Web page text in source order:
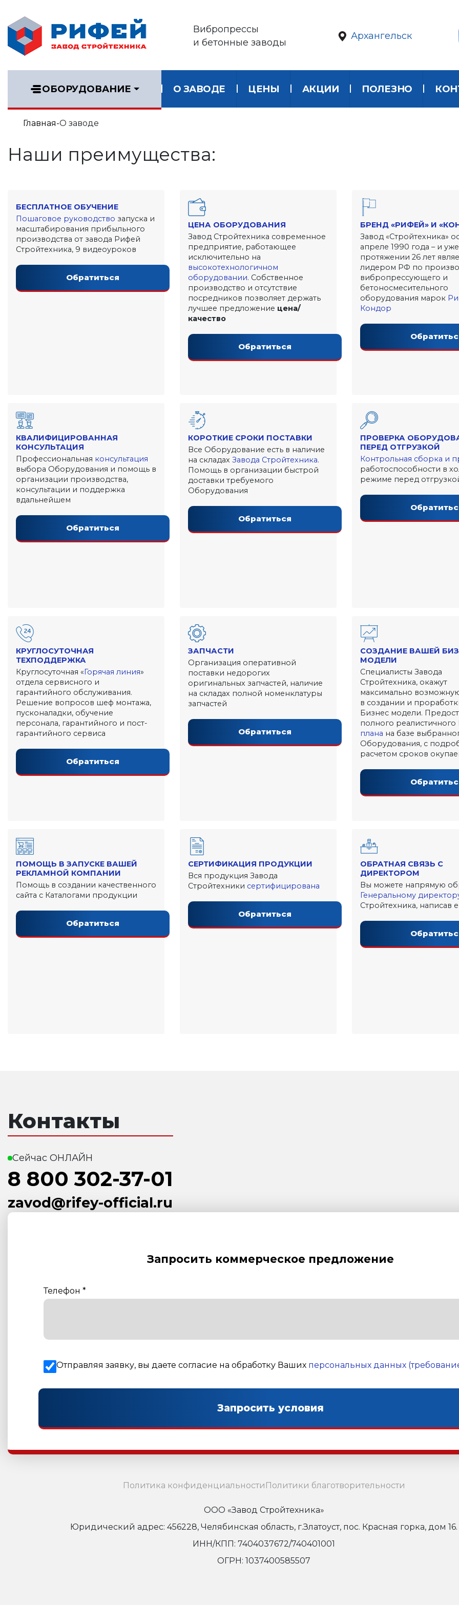
Вибропрессы
и бетонные заводы
Архангельск
ОБОРУДОВАНИЕ О ЗАВОДЕ ЦЕНЫ АКЦИИ ПОЛЕЗНО
Главная О заводе
Наши преимущества:
БЕСПЛАТНОЕ ОБУЧЕНИЕ
Пошаговое руководство запуска и
масштабирования прибыльного
производства от завода Рифей
Стройтехника, 9 видеоуроков
Обратиться
ЦЕНА ОБОРУДОВАНИЯ
Завод Стройтехника современное
предприятие, работающее
исключительно на
высокотехнологичном
оборудовании. Собственное
производство и отсутствие
посредников позволяет держать
лучшее предложение цена/
качество
Обратиться
БРЕНД «РИФЕЙ» И
Завод «Стройтехника»
апреле 1990 года – и
протяжении 26 лет
лидером РФ по
вибропрессующего и
бетоносмесительного
оборудования марок
Кондор
КВАЛИФИЦИРОВАННАЯ
КОНСУЛЬТАЦИЯ
Профессиональная консультация
выбора Оборудования и помощь в
организации производства,
консультации и поддержка
вдальнейшем
Обратиться
КОРОТКИЕ СРОКИ ПОСТАВКИ
Все Оборудование есть в наличие
на складах Завода Стройтехника.
Помощь в организации быстрой
доставки требуемого
Оборудования
Обратиться
ПРОВЕРКА
ПЕРЕД ОТГРУЗКОЙ
Контрольная сборка и
работоспособности в
режиме перед
КРУГЛОСУТОЧНАЯ
ТЕХПОДДЕРЖКА
Круглосуточная «Горячая линия»
отдела сервисного и
гарантийного обслуживания.
Решение вопросов шеф монтажа,
пусконаладки, обучение
персонала, гарантийного и пост-
гарантийного сервиса
Обратиться
ЗАПЧАСТИ
Организация оперативной
поставки недорогих
оригинальных запчастей, наличие
на складах полной номенклатуры
запчастей
Обратиться
СОЗДАНИЕ ВАШЕЙ
МОДЕЛИ
Специалисты Завода
Стройтехника, окажут
максимально
в создании и
Бизнес модели.
полного реалистичного
плана на базе
Оборудования, с
расчетом сроков
ПОМОЩЬ В ЗАПУСКЕ ВАШЕЙ
РЕКЛАМНОЙ КОМПАНИИ
Помощь в создании качественного
сайта с Каталогами продукции
Обратиться
СЕРТИФИКАЦИЯ ПРОДУКЦИИ
Вся продукция Завода
Стройтехники сертифицирована
Обратиться
ОБРАТНАЯ СВЯЗЬ С
ДИРЕКТОРОМ
Вы можете напрямую
Генеральному
Стройтехника, написав
Контакты
Сейчас ОНЛАЙН
8 800 302-37-01
zavod@rifey-official.ru
Запросить коммерческое предложение
Телефон *
Отправляя заявку, вы даете согласие на обработку Ваших персональных данных
Политика конфиденциальности Политики благотворительности
ООО «Завод Стройтехника»
Юридический адрес: 456228, Челябинская область, г.Златоуст, пос. Красная горка, дом 16.
ИНН/КПП: 7404037672/740401001
ОГРН: 1037400585507